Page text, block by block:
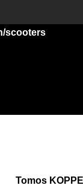
scooters
Tomos